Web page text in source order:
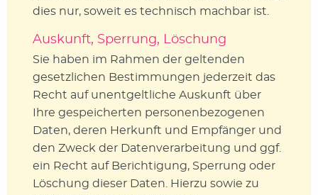
dies nur, soweit es technisch machbar ist.
Auskunft, Sperrung, Löschung
Sie haben im Rahmen der geltenden
gesetzlichen Bestimmungen jederzeit das
Recht auf unentgeltliche Auskunft über
Ihre gespeicherten personenbezogenen
Daten, deren Herkunft und Empfänger und
den Zweck der Datenverarbeitung und ggf.
ein Recht auf Berichtigung, Sperrung oder
Löschung dieser Daten. Hierzu sowie zu